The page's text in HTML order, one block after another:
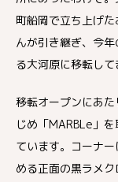
町船岡で立ち上げ
んが引き継ぎ、今
る大河原に移転して
移転オープンにあ
じめ「MARBLe」
ています。コーナ
める正面の黒ラメ